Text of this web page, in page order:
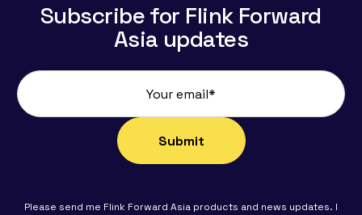
Subscribe for Flink Forward
Asia updates
Please send me Flink Forward Asia products and news updates. I